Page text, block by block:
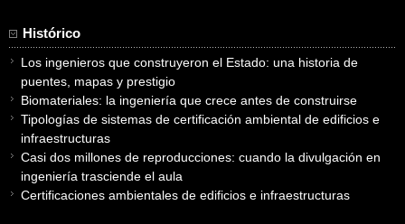
Histórico
Los ingenieros que construyeron el Estado: una historia de
puentes, mapas y prestigio
Biomateriales: la ingeniería que crece antes de construirse
Tipologías de sistemas de certificación ambiental de edificios e
infraestructuras
Casi dos millones de reproducciones: cuando la divulgación en
ingeniería trasciende el aula
Certificaciones ambientales de edificios e infraestructuras